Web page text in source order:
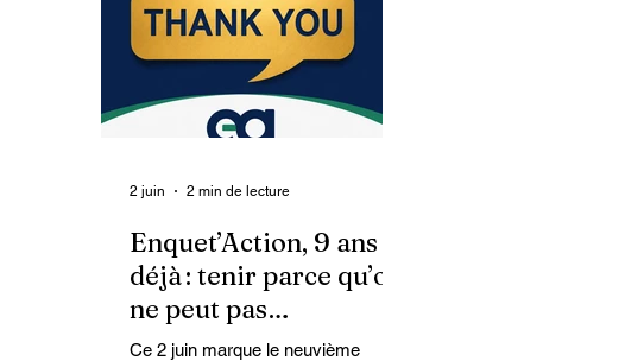
Enquet’Action, 9 ans
déjà : tenir parce qu’on
ne peut pas
abandonner
Ce 2 juin marque le neuvième
2 juin 2 min de lecture